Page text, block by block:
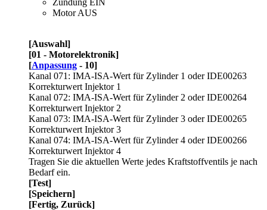
Motor AUS
[Auswahl]
[01 - Motorelektronik]
[Anpassung - 10]
Kanal 071: IMA-ISA-Wert für Zylinder 1 oder IDE00263
Korrekturwert Injektor 1
Kanal 072: IMA-ISA-Wert für Zylinder 2 oder IDE00264
Korrekturwert Injektor 2
Kanal 073: IMA-ISA-Wert für Zylinder 3 oder IDE00265
Korrekturwert Injektor 3
Kanal 074: IMA-ISA-Wert für Zylinder 4 oder IDE00266
Korrekturwert Injektor 4
Tragen Sie die aktuellen Werte jedes Kraftstoffventils je nach
Bedarf ein.
[Test]
[Speichern]
[Fertig, Zurück]